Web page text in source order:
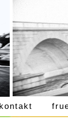
kontakt